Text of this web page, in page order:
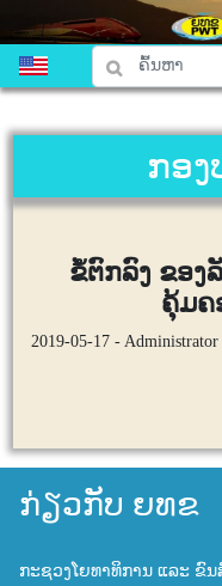
ກອ
ຂໍ້ຕົກລົງ ຂອງ
ຄຸ້ມຄ
2019-05-17 - Administrator
ກ່ຽວກັບ ຍທຂ
ກະຊວງໂຍທາທິການ ແລະ ຂົ